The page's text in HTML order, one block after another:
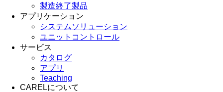
製造終了製品
アプリケーション
システムソリューション
ユニットコントロール
サービス
カタログ
アプリ
Teaching
CARELについて